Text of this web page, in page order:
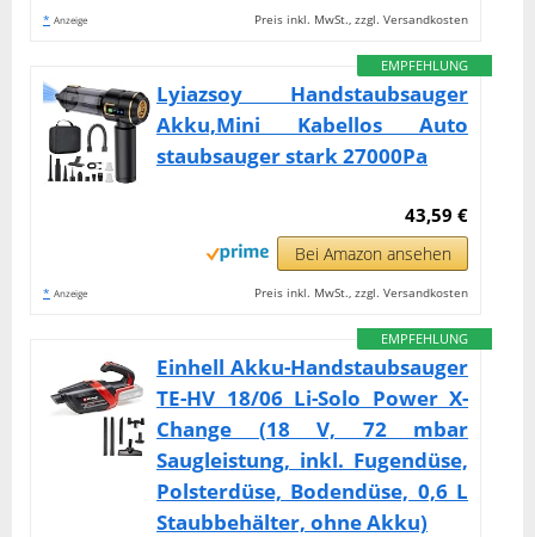
* Anzeige Preis inkl. MwSt., zzgl. Versandkosten
EMPFEHLUNG
Lyiazsoy Handstaubsauger
Akku,Mini Kabellos Auto
staubsauger stark 27000Pa
43,59 €
Bei Amazon ansehen
* Anzeige Preis inkl. MwSt., zzgl. Versandkosten
EMPFEHLUNG
Einhell Akku-Handstaubsauger
TE-HV 18/06 Li-Solo Power X-
Change (18 V, 72 mbar
Saugleistung, inkl. Fugendüse,
Polsterdüse, Bodendüse, 0,6 L
Staubbehälter, ohne Akku)